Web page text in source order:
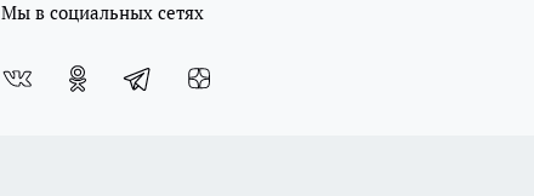
Мы в социальных сетях